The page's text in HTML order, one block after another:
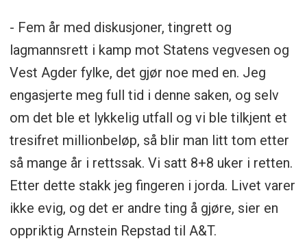
- Fem år med diskusjoner, tingrett og
lagmannsrett i kamp mot Statens vegvesen og
Vest Agder fylke, det gjør noe med en. Jeg
engasjerte meg full tid i denne saken, og selv
om det ble et lykkelig utfall og vi ble tilkjent et
tresifret millionbeløp, så blir man litt tom etter
så mange år i rettssak. Vi satt 8+8 uker i retten.
Etter dette stakk jeg fingeren i jorda. Livet varer
ikke evig, og det er andre ting å gjøre, sier en
oppriktig Arnstein Repstad til A&T.